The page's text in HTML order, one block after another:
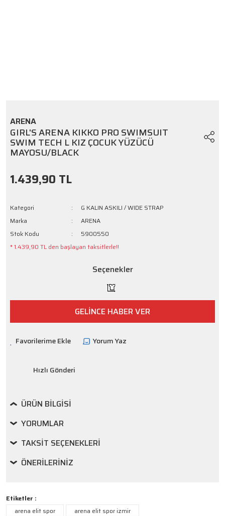
ARENA
GIRL'S ARENA KIKKO PRO SWIMSUIT
SWIM TECH L KIZ ÇOCUK YÜZÜCÜ
MAYOSU/BLACK
1.439,90 TL
Kategori
G KALIN ASKILI / WIDE STRAP
Marka
ARENA
Stok Kodu
5900550
* 1.439,90 TL den başlayan taksitlerle!!
Seçenekler
GELİNCE HABER VER
Yorum Yaz
Hızlı Gönderi
ÜRÜN BILGISI
YORUMLAR
TAKSIT SEÇENEKLERI
ÖNERILERINIZ
Etiketler :
arena elit spor
arena elit spor izmir